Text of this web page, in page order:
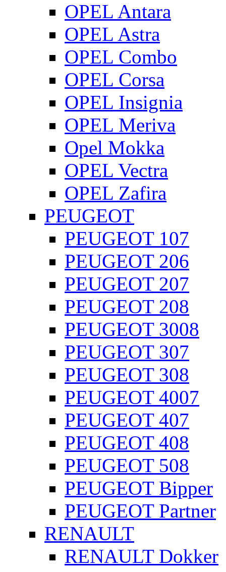
OPEL Antara
OPEL Astra
OPEL Combo
OPEL Corsa
OPEL Insignia
OPEL Meriva
Opel Mokka
OPEL Vectra
OPEL Zafira
PEUGEOT
PEUGEOT 107
PEUGEOT 206
PEUGEOT 207
PEUGEOT 208
PEUGEOT 3008
PEUGEOT 307
PEUGEOT 308
PEUGEOT 4007
PEUGEOT 407
PEUGEOT 408
PEUGEOT 508
PEUGEOT Bipper
PEUGEOT Partner
RENAULT
RENAULT Dokker